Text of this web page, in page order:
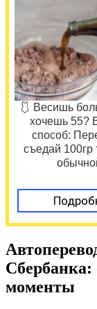
🩱 Весишь
хочешь 55?
способ:
съедай 100гр
Сбербанка:
моменты